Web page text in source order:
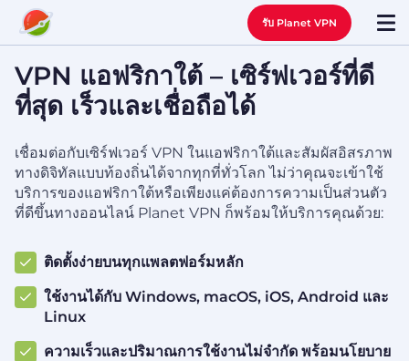
รับ Planet VPN
VPN แอฟริกาใต้ – เซิร์ฟเวอร์ที่ดี
ที่สุด เร็วและเชื่อถือได้
เชื่อมต่อกับเซิร์ฟเวอร์ VPN ในแอฟริกาใต้และสัมผัสอิสรภาพ
ทางดิจิทัลแบบท้องถิ่นได้จากทุกที่ทั่วโลก ไม่ว่าคุณจะเข้าใช้
บริการของแอฟริกาใต้หรือเพียงแค่ต้องการความเป็นส่วนตัว
ที่ดีขึ้นทางออนไลน์ Planet VPN ก็พร้อมให้บริการคุณด้วย:
ติดตั้งง่ายบนทุกแพลตฟอร์มหลัก
ใช้งานได้กับ Windows, macOS, iOS, Android และ
Linux
ความเร็วและปริมาณการใช้งานไม่จำกัด พร้อมนโยบาย